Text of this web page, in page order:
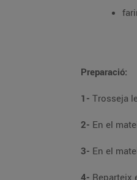
Preparació:
1-
2-
3-
4- Reparteix el sofregit sobre el